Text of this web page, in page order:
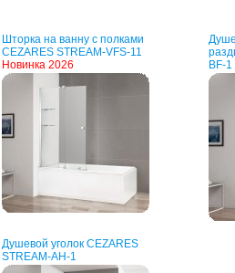
Шторка на ванну с полками
CEZARES STREAM-VFS-11
Новинка 2026
BF-1
Душевой уголок CEZARES
STREAM-AH-1